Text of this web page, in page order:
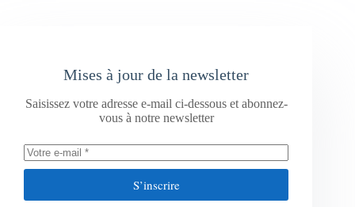
Mises à jour de la newsletter
Saisissez votre adresse e-mail ci-dessous et abonnez-
vous à notre newsletter
S’inscrire